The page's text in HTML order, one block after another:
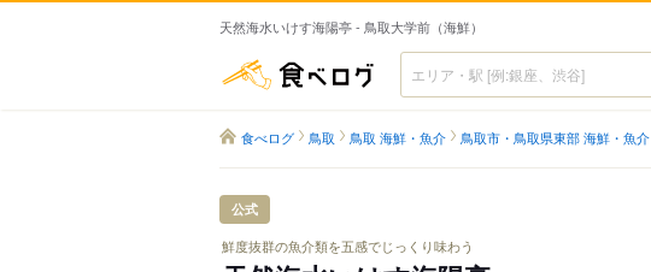
天然海水いけす海陽亭 - 鳥取大学前（海鮮）
食べログ
食べログ 鳥取 鳥取 海鮮・魚介 鳥取市・鳥取県東部 海鮮・魚介
公式
鮮度抜群の魚介類を五感でじっくり味わう